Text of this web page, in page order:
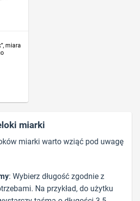
miara
miarki
miarki warto wziąć pod uwagę
: Wybierz długość zgodnie z
Na przykład, do użytku